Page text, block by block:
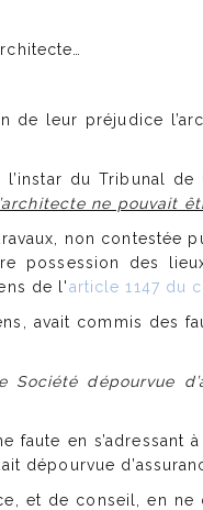
de leur préjudice
du Tribunal de
ne pouvait
non contestée
possession des
de l'article 1147 du
avait commis des
dépourvue
faute en s’adressant
dépourvue
et de conseil, en ne